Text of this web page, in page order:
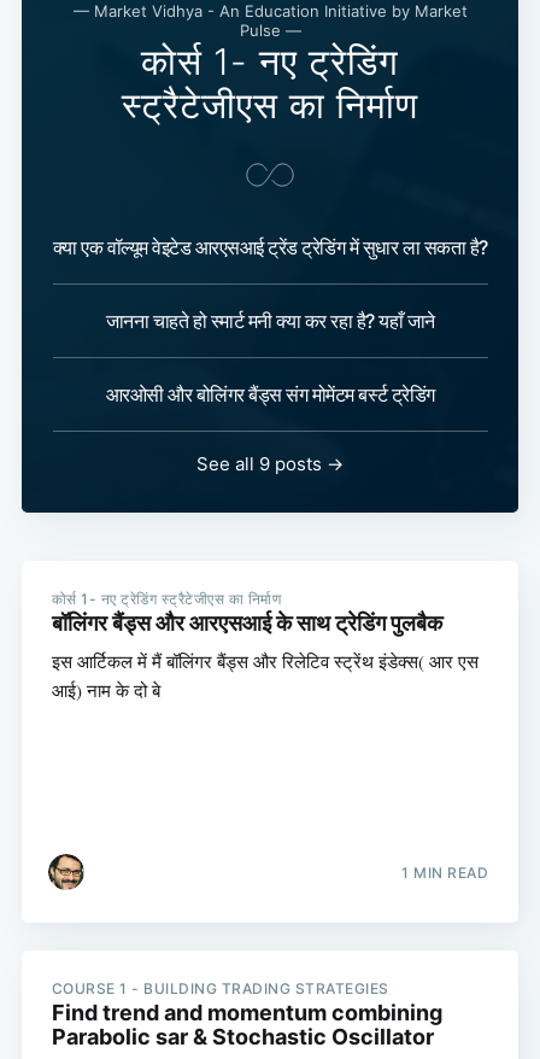
— Market Vidhya - An Education Initiative by Market
Pulse —
कोर्स 1- नए ट्रेडिंग
स्ट्रैटेजीएस का निर्माण
क्या एक वॉल्यूम वेइटेड आरएसआई ट्रेंड ट्रेडिंग में सुधार ला सकता है?
जानना चाहते हो स्मार्ट मनी क्या कर रहा है? यहाँ जाने
आरओसी और बोलिंगर बैंड्स संग मोमेंटम बर्स्ट ट्रेडिंग
See all 9 posts →
कोर्स 1- नए ट्रेडिंग स्ट्रैटेजीएस का निर्माण
बॉलिंगर बैंड्स और आरएसआई के साथ ट्रेडिंग पुलबैक
इस आर्टिकल में मैं बॉलिंगर बैंड्स और रिलेटिव स्ट्रेंथ इंडेक्स( आर एस
आई) नाम के दो बे
1 MIN READ
COURSE 1 - BUILDING TRADING STRATEGIES
Find trend and momentum combining
Parabolic sar & Stochastic Oscillator